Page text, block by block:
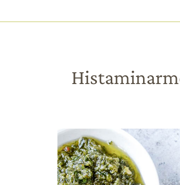
HAUPTNAVIGATION